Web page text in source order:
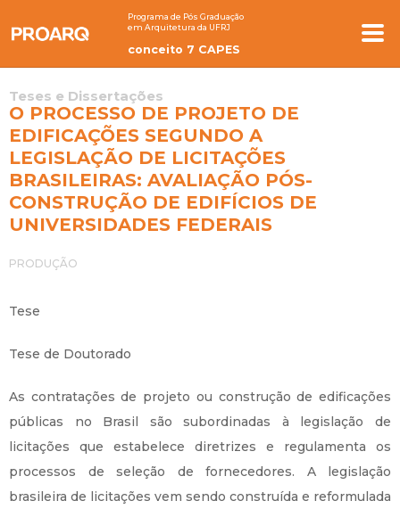
Programa de Pós Graduação
em Arquitetura da UFRJ
conceito 7 CAPES
Teses e Dissertações
O PROCESSO DE PROJETO DE
EDIFICAÇÕES SEGUNDO A
LEGISLAÇÃO DE LICITAÇÕES
BRASILEIRAS: AVALIAÇÃO PÓS-
CONSTRUÇÃO DE EDIFÍCIOS DE
UNIVERSIDADES FEDERAIS
PRODUÇÃO
Tese
Tese de Doutorado
As contratações de projeto ou construção de edificações
públicas no Brasil são subordinadas à legislação de
licitações que estabelece diretrizes e regulamenta os
processos de seleção de fornecedores. A legislação
brasileira de licitações vem sendo construída e reformulada